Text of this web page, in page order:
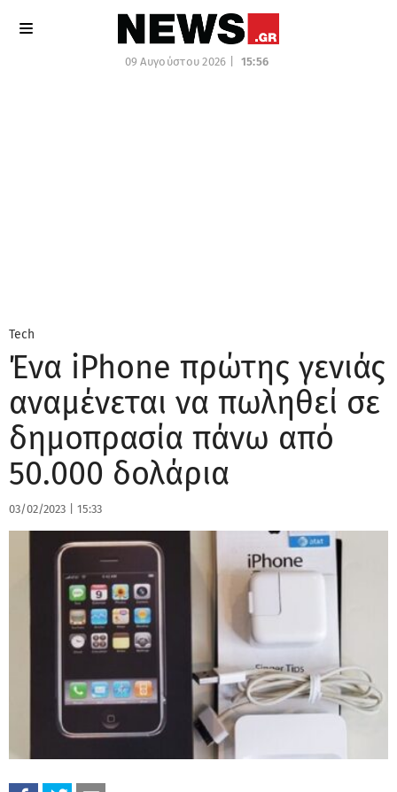
09 Αυγούστου 2026 | 15:56
Tech
Ένα iPhone πρώτης γενιάς
αναμένεται να πωληθεί σε
δημοπρασία πάνω από
50.000 δολάρια
03/02/2023 15:33